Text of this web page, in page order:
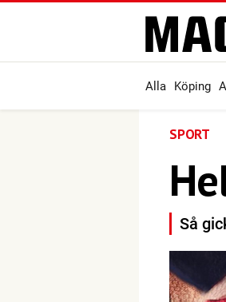
Alla Köping
SPORT
Så